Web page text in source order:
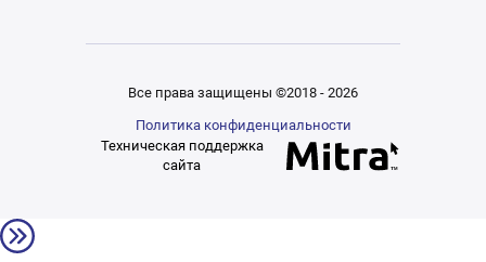
Все права защищены ©2018 - 2026
Политика конфиденциальности
Техническая поддержка
сайта